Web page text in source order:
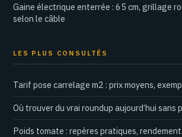
Gaine électrique enterrée : 65 cm, grillage
selon le câble
LES PLUS CONSULTÉS
Tarif pose carrelage m2 : prix moyens,
Où trouver du vrai roundup aujourd’hui sans
Poids tomate : repères pratiques,